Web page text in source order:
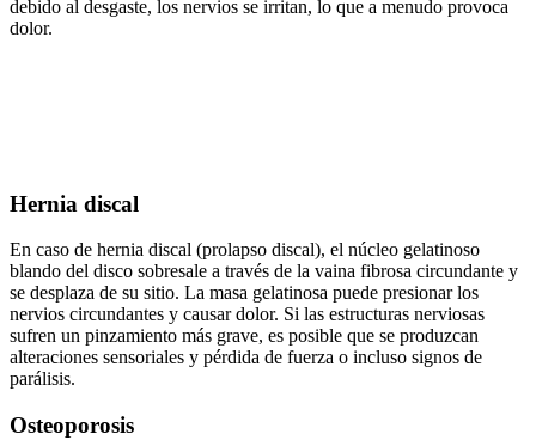
debido al desgaste, los nervios se irritan, lo que a menudo provoca
dolor.
Hernia discal
En caso de hernia discal (prolapso discal), el núcleo gelatinoso
blando del disco sobresale a través de la vaina fibrosa circundante y
se desplaza de su sitio. La masa gelatinosa puede presionar los
nervios circundantes y causar dolor. Si las estructuras nerviosas
sufren un pinzamiento más grave, es posible que se produzcan
alteraciones sensoriales y pérdida de fuerza o incluso signos de
parálisis.
Osteoporosis